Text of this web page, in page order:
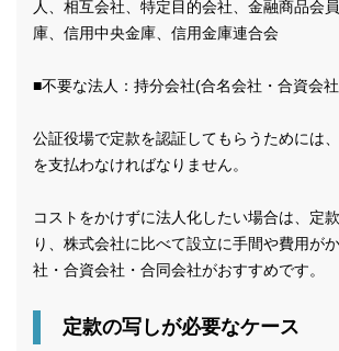
人、相互会社、特定目的会社、金融商品会
庫、信用中央金庫、信用金庫連合会
■不要な法人：持分会社(合名会社・合資会
公証役場で定款を認証してもらうためには
を支払わなければなりません。
コストをかけずに法人化したい場合は、定
り、株式会社に比べて設立に手間や費用が
社・合資会社・合同会社がおすすめです。
定款の写しが必要なケース